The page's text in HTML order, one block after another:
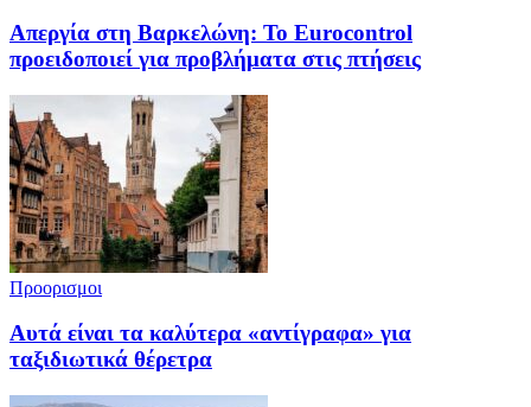
Απεργία στη Βαρκελώνη: To Eurocontrol
προειδοποιεί για προβλήματα στις πτήσεις
Προορισμοι
Αυτά είναι τα καλύτερα «αντίγραφα» για
ταξιδιωτικά θέρετρα